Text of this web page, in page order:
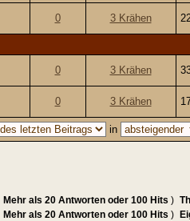
0 3 Krähen
0 3 Krähen
0 3 Krähen
in
Mehr als 20 Antworten oder 100 Hits )
Mehr als 20 Antworten oder 100 Hits )